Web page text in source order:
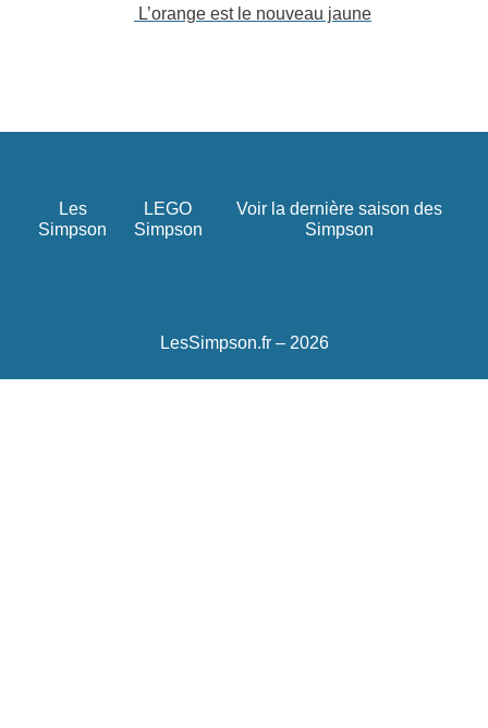
L’orange est le nouveau jaune
Les
Simpson
LEGO
Simpson
Voir la dernière saison des
Simpson
LesSimpson.fr – 2026